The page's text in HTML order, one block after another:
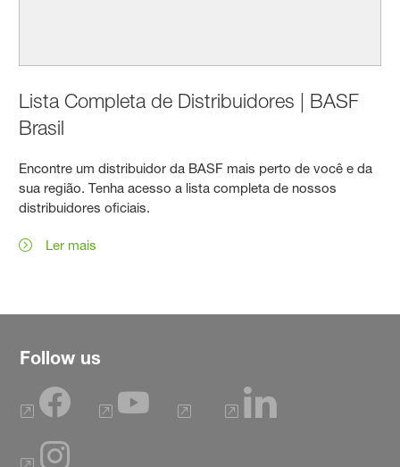
Lista Completa de Distribuidores | BASF
Brasil
Encontre um distribuidor da BASF mais perto de você e da
sua região. Tenha acesso a lista completa de nossos
distribuidores oficiais.
Ler mais
Follow us